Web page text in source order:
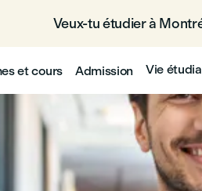
Veux-tu étudier à
et cours Admission Vie